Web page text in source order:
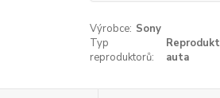
Výrobce: Sony
Typ
reproduktorů:
auta